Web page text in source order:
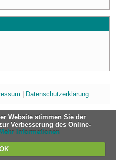
Datenschutzerklärung
Website stimmen Sie der
Verbesserung des Online-
Mehr Informationen
OK